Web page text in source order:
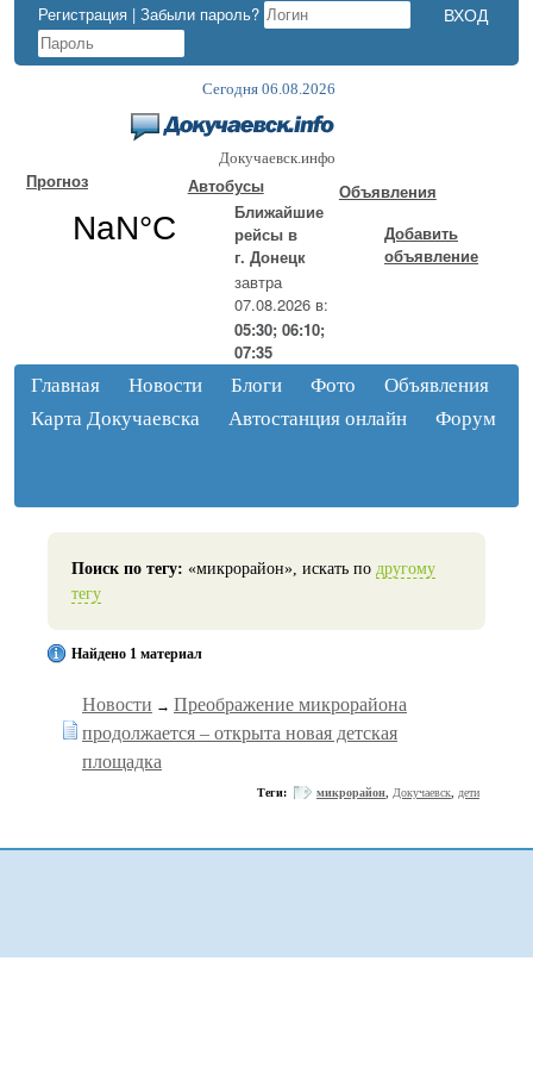
Регистрация | Забыли пароль?
Сегодня 06.08.2026
Докучаевск.инфо
Прогноз
Автобусы
Ближайшие
рейсы в
г. Донецк
завтра
07.08.2026 в:
05:30; 06:10;
07:35
Объявления
Добавить
объявление
Главная Новости Блоги Фото
Объявления
Карта Докучаевска
Автостанция онлайн Форум
Поиск по тегу: «микрорайон», искать по другому
тегу
Найдено 1 материал
Новости → Преображение микрорайона
продолжается – открыта новая детская
площадка
Теги: микрорайон Докучаевск дети